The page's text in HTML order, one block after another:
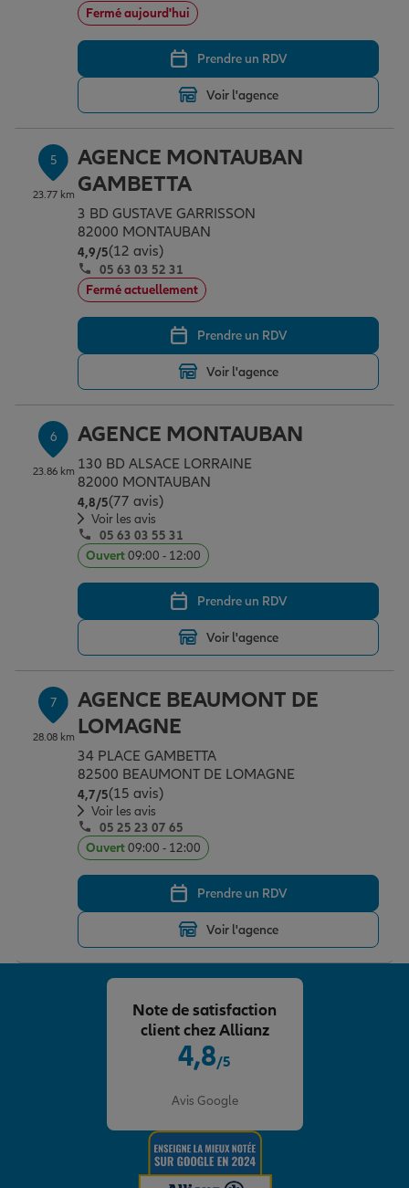
Fermé aujourd'hui
Prendre un RDV
Voir l'agence
5
23.77 km
AGENCE MONTAUBAN
GAMBETTA
3 BD GUSTAVE GARRISSON
82000 MONTAUBAN
4,9/5Note de 4.9 sur 5
(12 avis)
05 63 03 52 31
Fermé actuellement
Prendre un RDV
Voir l'agence
6
23.86 km
AGENCE MONTAUBAN
130 BD ALSACE LORRAINE
82000 MONTAUBAN
4,8/5Note de 4.8 sur 5
(77 avis)
Voir les avis
05 63 03 55 31
Ouvert09:00 - 12:00
Prendre un RDV
Voir l'agence
7
28.08 km
AGENCE BEAUMONT DE
LOMAGNE
34 PLACE GAMBETTA
82500 BEAUMONT DE LOMAGNE
4,7/5Note de 4.7 sur 5
(15 avis)
Voir les avis
05 25 23 07 65
Ouvert09:00 - 12:00
Prendre un RDV
Voir l'agence
4,8/5
Avis Google
Note de satisfaction
client chez Allianz